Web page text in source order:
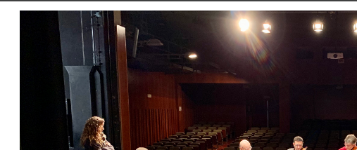
Presentació
Fundació Julià Carbonell
Portal de Transparència
Director Artístic i Titular
Director Emèrit
Properes Activitats
Històric
Un Matí d’Orquestra
Drum Circle
Assaigs Oberts